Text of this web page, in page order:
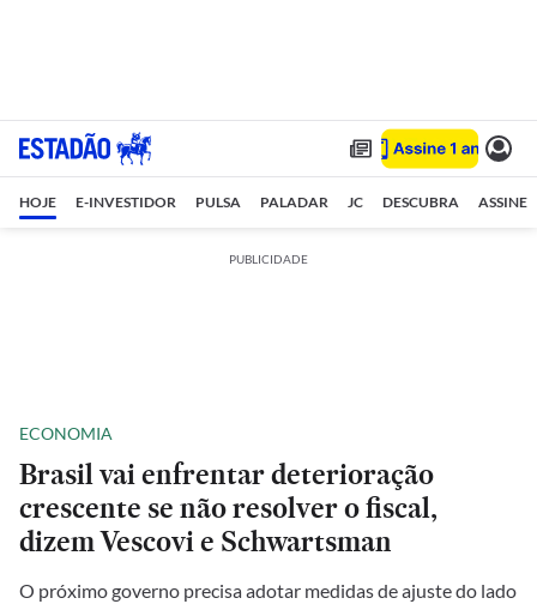
HOJE E-INVESTIDOR PULSA PALADAR JC DESCUBRA ASSINE
PUBLICIDADE
ECONOMIA
Brasil vai enfrentar deterioração
crescente se não resolver o fiscal,
dizem Vescovi e Schwartsman
O próximo governo precisa adotar medidas de ajuste do lado